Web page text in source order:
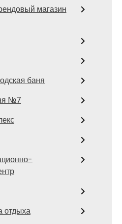
магазин
баня
№7
отдыха